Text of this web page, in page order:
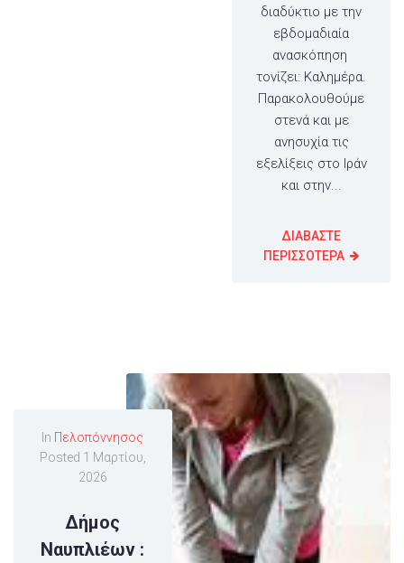
διαδύκτιο με την
εβδομαδιαία
ανασκόπηση
τονίζει: Καλημέρα.
Παρακολουθούμε
στενά και με
ανησυχία τις
εξελίξεις στο Ιράν
και στην...
ΔΙΑΒΑΣΤΕ
ΠΕΡΙΣΣΟΤΕΡΑ
In Πελοπόννησος
Posted 1 Μαρτίου,
2026
Δήμος
Ναυπλιέων :